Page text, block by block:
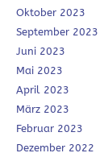
Oktober 2023
September 2023
Juni 2023
Mai 2023
April 2023
März 2023
Februar 2023
Dezember 2022